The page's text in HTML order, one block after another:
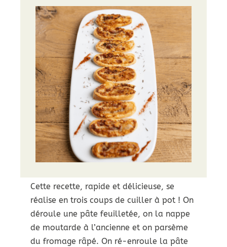
Cette recette, rapide et délicieuse, se
réalise en trois coups de cuiller à pot ! On
déroule une pâte feuilletée, on la nappe
de moutarde à l’ancienne et on parsème
du fromage râpé. On ré-enroule la pâte